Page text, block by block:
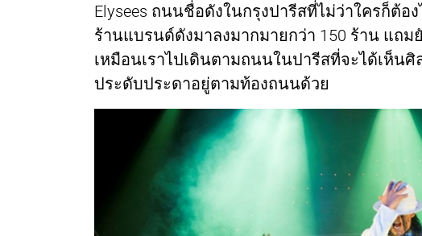
Elysees ถนนชื่อดังในกรุงปารีสที่ไม่ว่าใครก็ต้อ
ร้านแบรนด์ดังมาลงมากมายกว่า 150 ร้าน แถม
เหมือนเราไปเดินตามถนนในปารีสที่จะได้เห็น
ประดับประดาอยู่ตามท้องถนนด้วย